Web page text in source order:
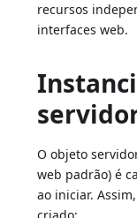
recursos
interfaces web.
O objeto
web padrão) é
ao iniciar.